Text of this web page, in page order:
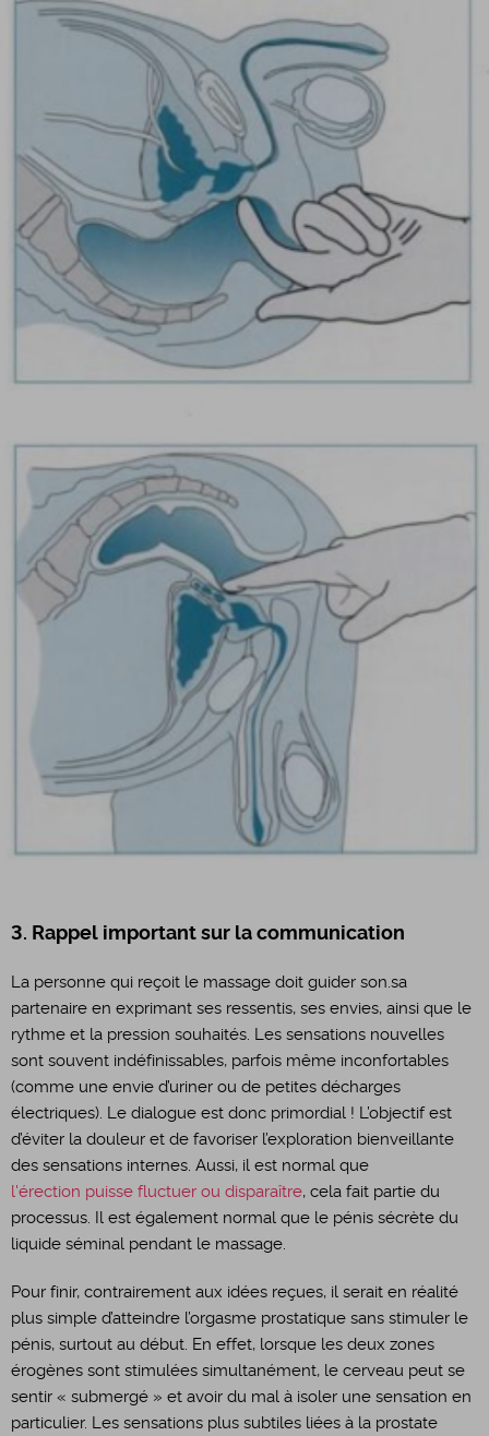
3. Rappel important sur la communication
La personne qui reçoit le massage doit guider son.sa
partenaire en exprimant ses ressentis, ses envies, ainsi que le
rythme et la pression souhaités. Les sensations nouvelles
sont souvent indéfinissables, parfois même inconfortables
(comme une envie d’uriner ou de petites décharges
électriques). Le dialogue est donc primordial ! L’objectif est
d’éviter la douleur et de favoriser l’exploration bienveillante
des sensations internes. Aussi, il est normal que
l'érection puisse fluctuer ou disparaître, cela fait partie du
processus. Il est également normal que le pénis sécrète du
liquide séminal pendant le massage.
Pour finir, contrairement aux idées reçues, il serait en réalité
plus simple d’atteindre l’orgasme prostatique sans stimuler le
pénis, surtout au début. En effet, lorsque les deux zones
érogènes sont stimulées simultanément, le cerveau peut se
sentir « submergé » et avoir du mal à isoler une sensation en
particulier. Les sensations plus subtiles liées à la prostate